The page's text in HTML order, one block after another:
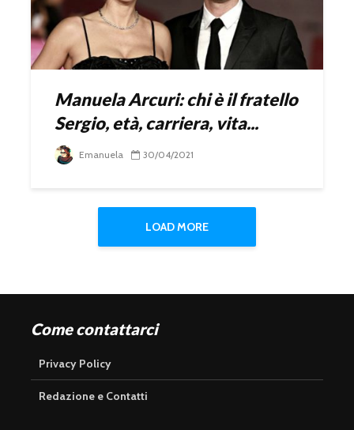
Manuela Arcuri: chi è il fratello
Sergio, età, carriera, vita...
Emanuela 30/04/2021
LOAD MORE
Come contattarci
Privacy Policy
Redazione e Contatti